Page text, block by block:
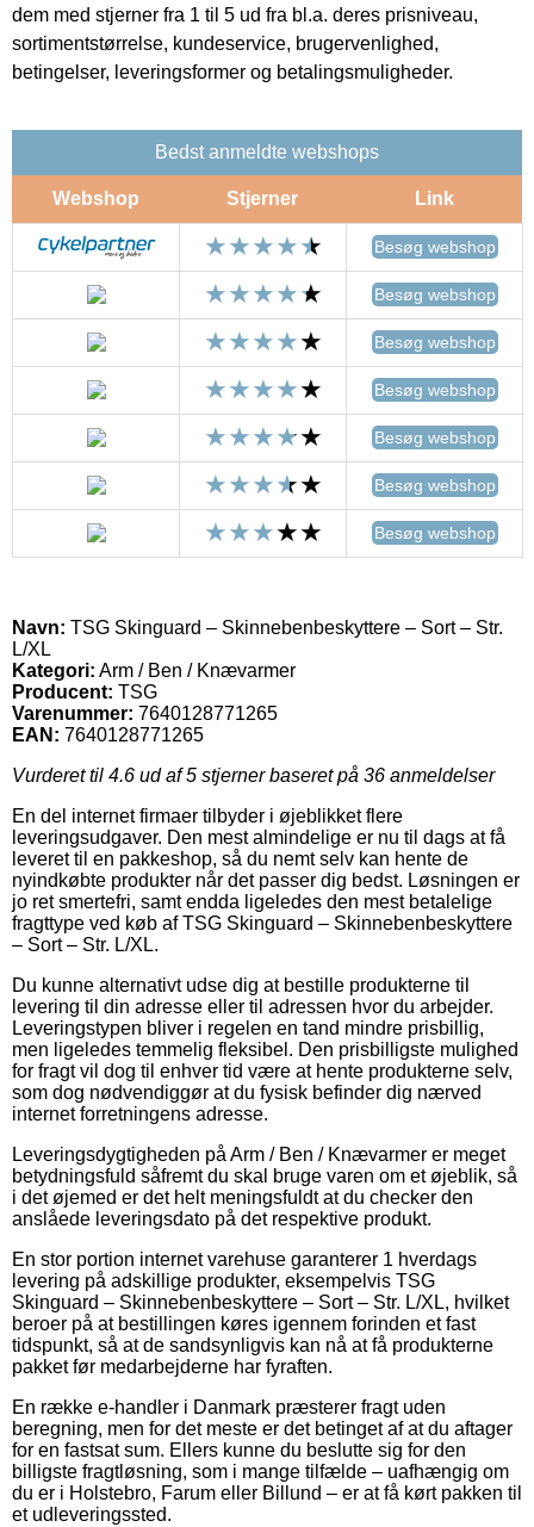
dem med stjerner fra 1 til 5 ud fra bl.a. deres prisniveau,
sortimentstørrelse, kundeservice, brugervenlighed,
betingelser, leveringsformer og betalingsmuligheder.
Bedst anmeldte webshops
Webshop Stjerner Link
Besøg webshop
Besøg webshop
Besøg webshop
Besøg webshop
Besøg webshop
Besøg webshop
Besøg webshop
Navn: TSG Skinguard – Skinnebenbeskyttere – Sort – Str.
L/XL
Kategori: Arm / Ben / Knævarmer
Producent: TSG
Varenummer: 7640128771265
EAN: 7640128771265
Vurderet til 4.6 ud af 5 stjerner baseret på 36 anmeldelser
En del internet firmaer tilbyder i øjeblikket flere
leveringsudgaver. Den mest almindelige er nu til dags at få
leveret til en pakkeshop, så du nemt selv kan hente de
nyindkøbte produkter når det passer dig bedst. Løsningen er
jo ret smertefri, samt endda ligeledes den mest betalelige
fragttype ved køb af TSG Skinguard – Skinnebenbeskyttere
– Sort – Str. L/XL.
Du kunne alternativt udse dig at bestille produkterne til
levering til din adresse eller til adressen hvor du arbejder.
Leveringstypen bliver i regelen en tand mindre prisbillig,
men ligeledes temmelig fleksibel. Den prisbilligste mulighed
for fragt vil dog til enhver tid være at hente produkterne selv,
som dog nødvendiggør at du fysisk befinder dig nærved
internet forretningens adresse.
Leveringsdygtigheden på Arm / Ben / Knævarmer er meget
betydningsfuld såfremt du skal bruge varen om et øjeblik, så
i det øjemed er det helt meningsfuldt at du checker den
anslåede leveringsdato på det respektive produkt.
En stor portion internet varehuse garanterer 1 hverdags
levering på adskillige produkter, eksempelvis TSG
Skinguard – Skinnebenbeskyttere – Sort – Str. L/XL, hvilket
beroer på at bestillingen køres igennem forinden et fast
tidspunkt, så at de sandsynligvis kan nå at få produkterne
pakket før medarbejderne har fyraften.
En række e-handler i Danmark præsterer fragt uden
beregning, men for det meste er det betinget af at du aftager
for en fastsat sum. Ellers kunne du beslutte sig for den
billigste fragtløsning, som i mange tilfælde – uafhængig om
du er i Holstebro, Farum eller Billund – er at få kørt pakken til
et udleveringssted.